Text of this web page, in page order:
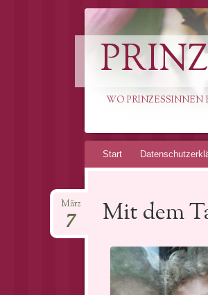
WO PRINZESSINNEN
Springe
Start
Mit dem
März
7